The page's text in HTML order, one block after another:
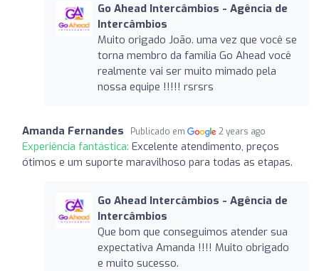
Go Ahead Intercâmbios - Agência de
Intercâmbios
Muito origado João. uma vez que você se
torna membro da família Go Ahead você
realmente vai ser muito mimado pela
nossa equipe !!!!! rsrsrs
Amanda Fernandes Publicado em 2 years ago
Experiência fantástica: Excelente atendimento, preços
ótimos e um suporte maravilhoso para todas as etapas.
Go Ahead Intercâmbios - Agência de
Intercâmbios
Que bom que conseguimos atender sua
expectativa Amanda !!!! Muito obrigado
e muito sucesso.